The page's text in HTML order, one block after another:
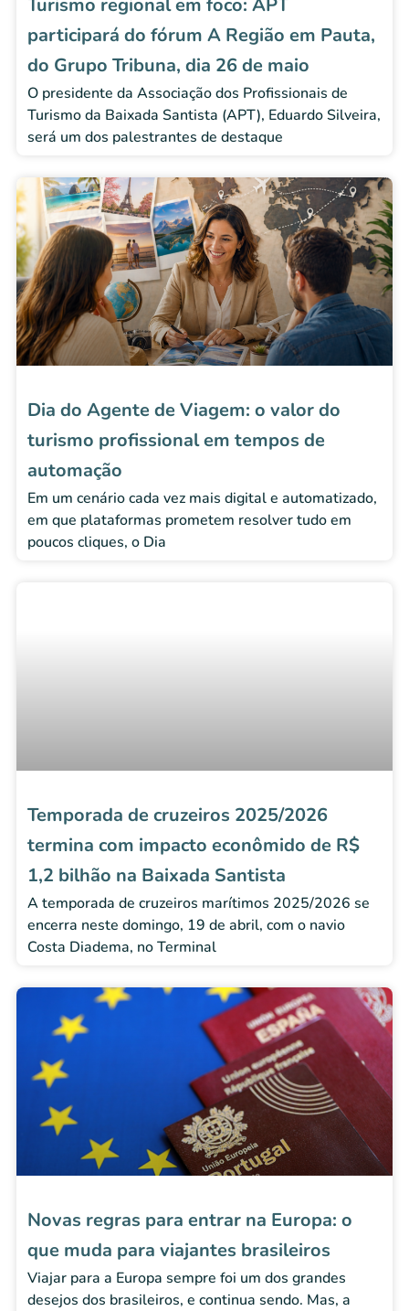
Turismo regional em foco: APT
participará do fórum A Região em Pauta,
do Grupo Tribuna, dia 26 de maio
O presidente da Associação dos Profissionais de
Turismo da Baixada Santista (APT), Eduardo Silveira,
será um dos palestrantes de destaque
Dia do Agente de Viagem: o valor do
turismo profissional em tempos de
automação
Em um cenário cada vez mais digital e automatizado,
em que plataformas prometem resolver tudo em
poucos cliques, o Dia
Temporada de cruzeiros 2025/2026
termina com impacto econômido de R$
1,2 bilhão na Baixada Santista
A temporada de cruzeiros marítimos 2025/2026 se
encerra neste domingo, 19 de abril, com o navio
Costa Diadema, no Terminal
Novas regras para entrar na Europa: o
que muda para viajantes brasileiros
Viajar para a Europa sempre foi um dos grandes
desejos dos brasileiros, e continua sendo. Mas, a